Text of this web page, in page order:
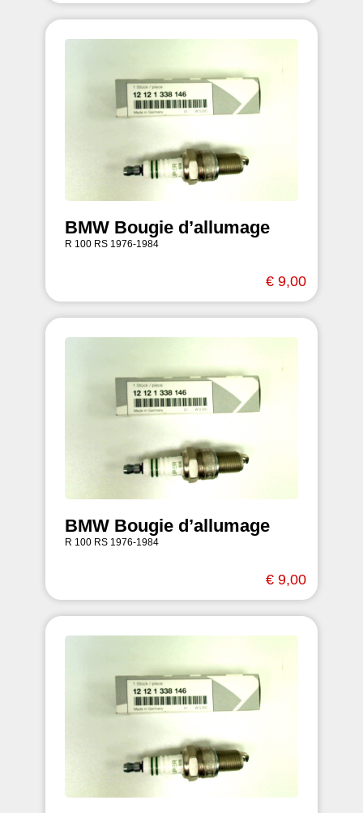
BMW Bougie d’allumage
R 100 RS 1976-1984
€ 9,00
BMW Bougie d’allumage
R 100 RS 1976-1984
€ 9,00